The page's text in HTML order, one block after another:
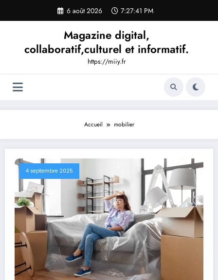
contenu
6 août 2026 7:27:42 PM
Magazine digital,
collaboratif,culturel et informatif.
https://miiy.fr
Accueil mobilier
4 septembre 2025